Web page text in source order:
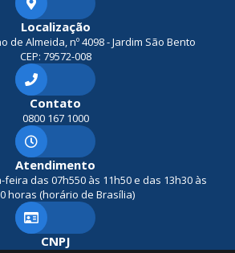
Localização
de Almeida, nº 4098 - Jardim São Bento
CEP: 79572-008
Contato
0800 167 1000
Atendimento
das 07h550 às 11h50 e das 13h30 às
horas (horário de Brasília)
CNPJ